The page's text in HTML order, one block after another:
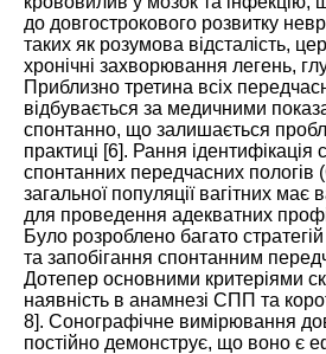
до довгострокового розвитку
таких як розумова відсталість,
хронічні захворювання легень,
Приблизно третина всіх
відбувається за медичними
спонтанно, що залишається
практиці [6]. Рання ідентифікація
спонтанних передчасних
загальної популяції вагітних
для проведення адекватних
Було розроблено багато
та запобігання спонтанним
Дотепер основними критеріями
наявність в анамнезі СПП та
8]. Сонографічне вимірювання
постійно демонструє, що воно є